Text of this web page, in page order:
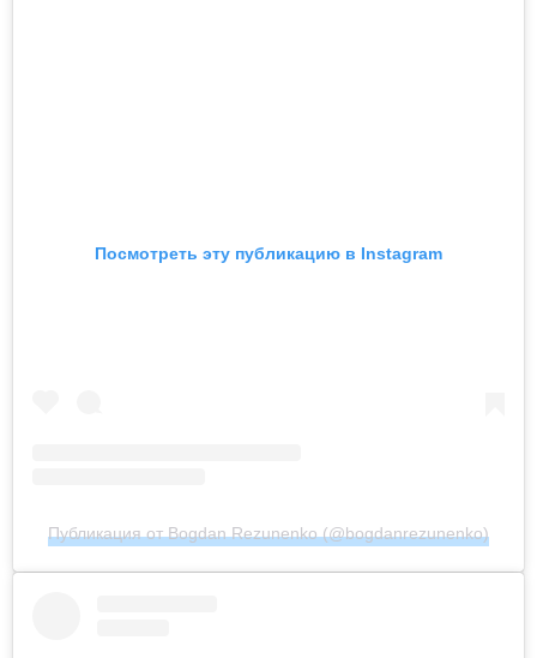
Посмотреть эту публикацию в Instagram
Публикация от Bogdan Rezunenko (@bogdanrezunenko)